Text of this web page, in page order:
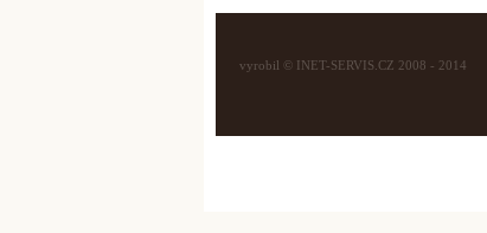
vyrobil © INET-SERVIS.CZ 2008 - 2014